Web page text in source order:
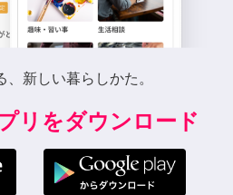
、新しい暮らしかた。
リをダウンロード